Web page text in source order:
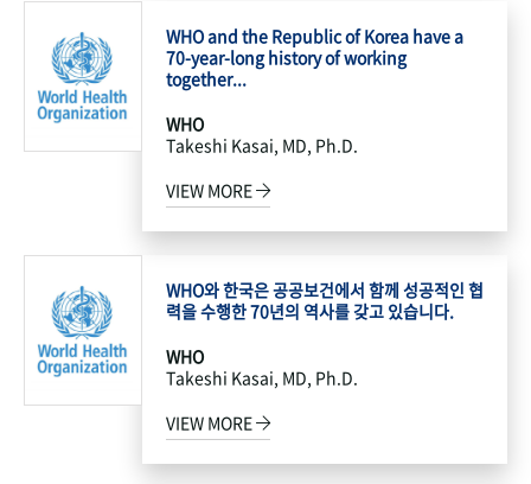
WHO and the Republic of Korea have a
70-year-long history of working
together...
WHO
Takeshi Kasai, MD, Ph.D.
VIEW MORE
WHO와 한국은 공공보건에서 함께 성공적인 협
력을 수행한 70년의 역사를 갖고 있습니다.
WHO
Takeshi Kasai, MD, Ph.D.
VIEW MORE